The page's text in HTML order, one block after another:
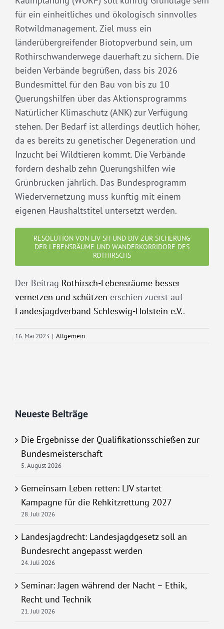
für ein einheitliches und ökologisch sinnvolles
Rotwildmanagement. Ziel muss ein
länderübergreifender Biotopverbund sein, um
Rothirschwanderwege dauerhaft zu sichern. Die
beiden Verbände begrüßen, dass bis 2026
Bundesmittel für den Bau von bis zu 10
Querungshilfen über das Aktionsprogramms
Natürlicher Klimaschutz (ANK) zur Verfügung
stehen. Der Bedarf ist allerdings deutlich höher,
da es bereits zu genetischer Degeneration und
Inzucht bei Wildtieren kommt. Die Verbände
fordern deshalb zehn Querungshilfen wie
Grünbrücken jährlich. Das Bundesprogramm
Wiedervernetzung muss künftig mit einem
eigenen Haushaltstitel untersetzt werden.
RESOLUTION VON LJV SH UND DJV ZUR SICHERUNG
DER LEBENSRÄUME UND WANDERKORRIDORE DES
ROTHIRSCHS
Der Beitrag Rothirsch-Lebensräume besser
vernetzen und schützen erschien zuerst auf
Landesjagdverband Schleswig-Holstein e.V..
16. Mai 2023 | Allgemein
Neueste Beiträge
Die Ergebnisse der Qualifikationsschießen zur
Bundesmeisterschaft
5. August 2026
Gemeinsam Leben retten: LJV startet
Kampagne für die Rehkitzrettung 2027
28. Juli 2026
Landesjagdrecht: Landesjagdgesetz soll an
Bundesrecht angepasst werden
24. Juli 2026
Seminar: Jagen während der Nacht – Ethik,
Recht und Technik
21. Juli 2026